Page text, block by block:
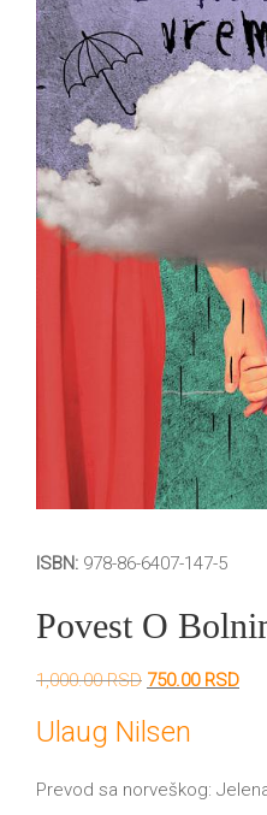
All
Star
tt
Buka&Bes
NORD
Portreti
Pro/za
Trgni
NOVOSTI
GIFT
SHOP
ISBN: 978-86-6407-147-5
Povest O
1,000.00RSD Originalna
je
bila:
750.00 RSD
Ulaug Nilsen
Prevod sa norveškog: